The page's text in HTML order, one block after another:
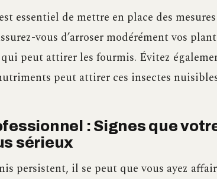
essentiel de mettre en place des mesures
vous d’arroser modérément vos
peut attirer les fourmis. Évitez
peut attirer ces insectes
: Signes que
sérieux
persistent, il se peut que vous ayez